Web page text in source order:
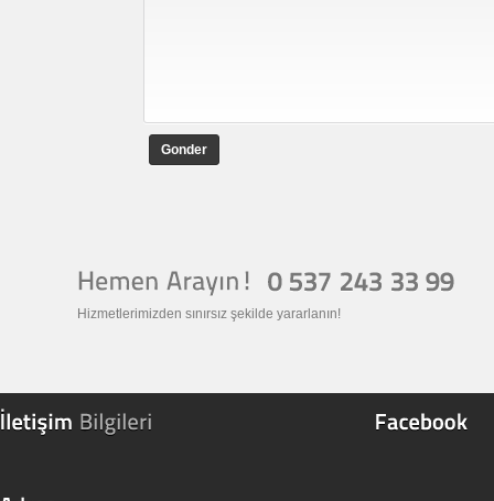
Gonder
Hizmetlerimizden sınırsız şekilde yararlanın!